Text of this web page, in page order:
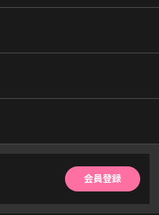
会員登録